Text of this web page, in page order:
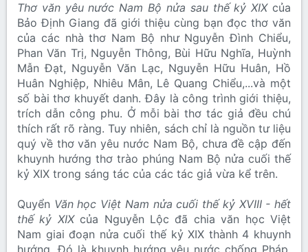
Thơ văn yêu nước Nam Bộ nửa sau thế kỷ XIXcủa
Bảo Định Giang đã giới thiệu cùng bạn đọc thơ văn
của các nhà thơ Nam Bộ như Nguyễn Đình Chiểu,
Phan Văn Trị, Nguyễn Thông, Bùi Hữu Nghĩa, Huỳnh
Mẫn Đạt, Nguyễn Văn Lạc, Nguyễn Hữu Huân, Hồ
Huân Nghiệp, Nhiêu Mân, Lê Quang Chiểu,...và một
số bài thơ khuyết danh. Đây là công trình giới thiệu,
trích dẫn công phu. Ở mỗi bài thơ tác giả đều chú
thích rất rõ ràng. Tuy nhiên, sách chỉ là nguồn tư liệu
quý về thơ văn yêu nước Nam Bộ, chưa đề cập đến
khuynh hướng thơ trào phúng Nam Bộ nửa cuối thế
kỷ XIX trong sáng tác của các tác giả vừa kể trên.
Quyển Văn học Việt Nam nửa cuối thế kỷ XVIII - hết
thế kỷ XIXcủa Nguyễn Lộc đã chia văn học Việt
Nam giai đoạn nửa cuối thế kỷ XIX thành 4 khuynh